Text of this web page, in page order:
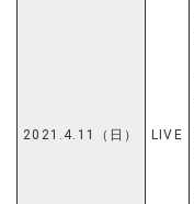
2021.4.11（日） LIVE